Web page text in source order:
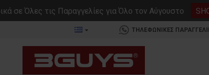
σε Όλες τις Παραγγελίες για Όλο τον Αύγουστο
ΤΗΛΕΦΩΝΙΚΕΣ